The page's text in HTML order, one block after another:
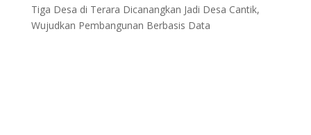
Tiga Desa di Terara Dicanangkan Jadi Desa Cantik,
Wujudkan Pembangunan Berbasis Data